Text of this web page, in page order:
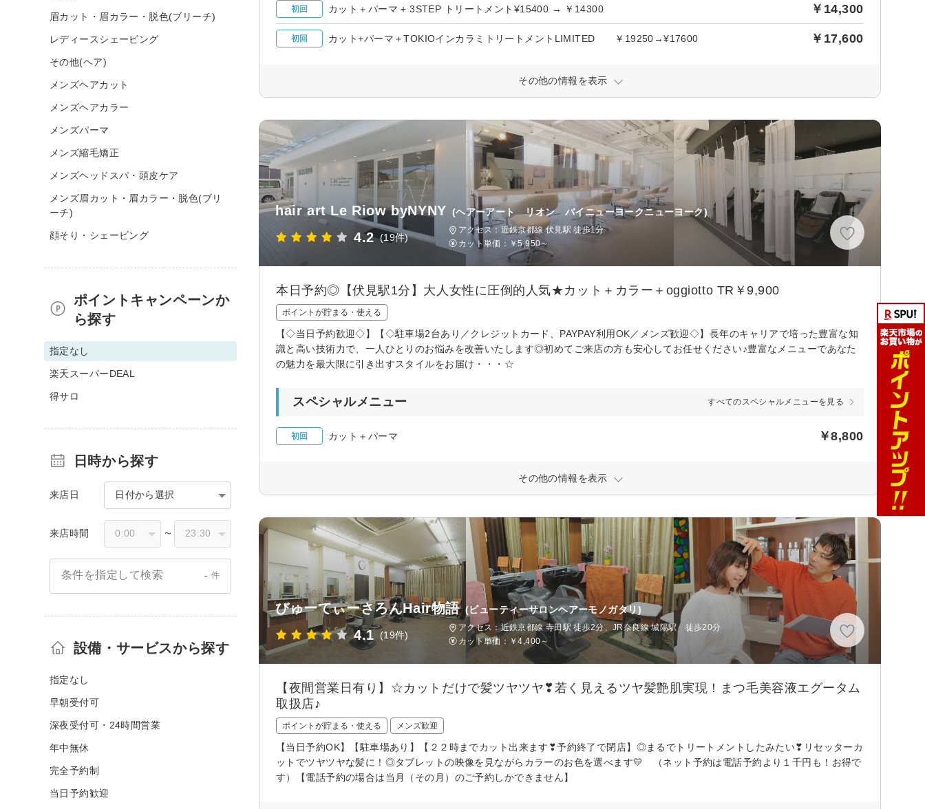
初回 カット＋パーマ + 3STEP トリートメント¥15400 → ￥14300 ￥14,300
初回 カット+パーマ＋TOKIOインカラミトリートメントLIMITED ￥19250→¥17600 ￥17,600
その他の情報を表示
hair art Le Riow byNYNY (ヘアーアート リオン バイニューヨークニューヨーク)
4.2 (19件)
アクセス：近鉄京都線 伏見駅 徒歩1分
カット単価： ￥5,950～
本日予約◎【伏見駅1分】大人女性に圧倒的人気★カット＋カラー＋oggiotto TR￥9,900
ポイントが貯まる・使える
【◇当日予約歓迎◇】【◇駐車場2台あり／クレジットカード、PAYPAY利用OK／メンズ歓迎◇】長年のキャリアで培った豊富な知
識と高い技術力で、一人ひとりのお悩みを改善いたします◎初めてご来店の方も安心してお任せください♪豊富なメニューであなた
の魅力を最大限に引き出すスタイルをお届け・・・☆
スペシャルメニュー すべてのスペシャルメニューを見る
初回 カット＋パーマ ￥8,800
その他の情報を表示
びゅーてぃーさろんHair物語 (ビューティーサロンヘアーモノガタリ)
4.1 (19件)
アクセス：近鉄京都線 寺田駅 徒歩2分、JR奈良線 城陽駅 徒歩20分
カット単価： ￥4,400～
【夜間営業日有り】☆カットだけで髪ツヤツヤ❣若く見えるツヤ髪艶肌実現！まつ毛美容液エグータム
取扱店♪
ポイントが貯まる・使える メンズ歓迎
【当日予約OK】【駐車場あり】【２２時までカット出来ます❣予約終了で閉店】◎まるでトリートメントしたみたい❣リセッターカ
ットでツヤツヤな髪に！◎タブレットの映像を見ながらカラーのお色を選べます💛 （ネット予約は電話予約より１千円も！お得で
す）【電話予約の場合は当月（その月）のご予約しかできません】
眉カット・眉カラー・脱色(ブリーチ)
レディースシェービング
その他(ヘア)
メンズヘアカット
メンズヘアカラー
メンズパーマ
メンズ縮毛矯正
メンズヘッドスパ・頭皮ケア
メンズ眉カット・眉カラー・脱色(ブリ
ーチ)
顔そり・シェービング
ポイントキャンペーンか
ら探す
指定なし
楽天スーパーDEAL
得サロ
日時から探す
来店日 日付から選択
来店時間 〜
条件を指定して検索 - 件
設備・サービスから探す
指定なし
早朝受付可
深夜受付可・24時間営業
年中無休
完全予約制
当日予約歓迎